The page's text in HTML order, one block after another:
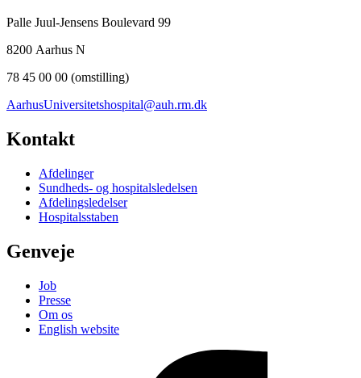
Palle Juul-Jensens Boulevard 99
8200 Aarhus N
78 45 00 00 (omstilling)
AarhusUniversitetshospital@auh.rm.dk
Kontakt
Afdelinger
Sundheds- og hospitalsledelsen
Afdelingsledelser
Hospitalsstaben
Genveje
Job
Presse
Om os
English website